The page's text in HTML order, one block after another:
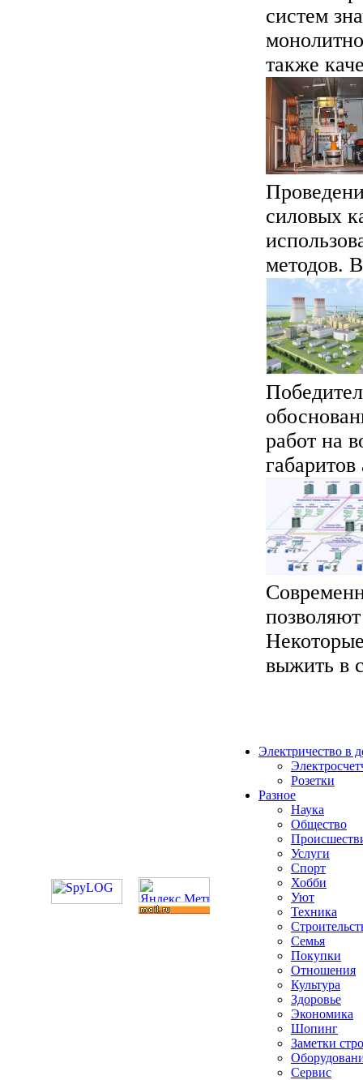
систем
также
силовых
методов.
работ на
выжить в
Электричество в
Розетки
Разное
Наука
Общество
Услуги
Спорт
Хобби
Уют
Техника
Семья
Покупки
Отношения
Культура
Здоровье
Экономика
Шопинг
Заметки
Сервис